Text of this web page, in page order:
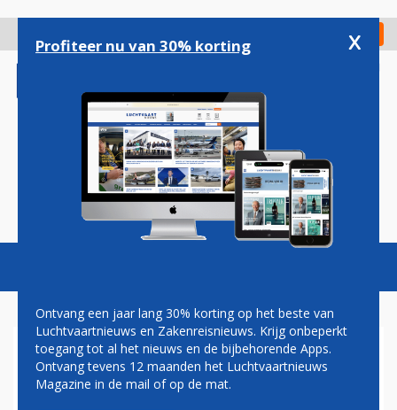
gaan
Check in
Magazine Podcasts Vacatures
BELGIË SLUIT LUCHTRUIM
VRIJDAGNACHT
Profiteer nu van 30% korting x
Ontvang een jaar lang 30% korting op het beste van
Luchtvaartnieuws en Zakenreisnieuws. Krijg onbeperkt
toegang tot al het nieuws en de bijbehorende Apps.
Ontvang tevens 12 maanden het Luchtvaartnieuws
Magazine in de mail of op de mat.